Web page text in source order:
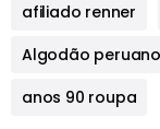
afiliado renner
Algodão peruano
anos 90 roupa